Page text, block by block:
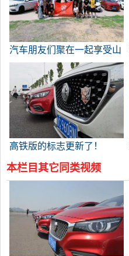
汽车朋友们聚在一起享受山
高铁版的标志更新了！
本栏目其它同类视频